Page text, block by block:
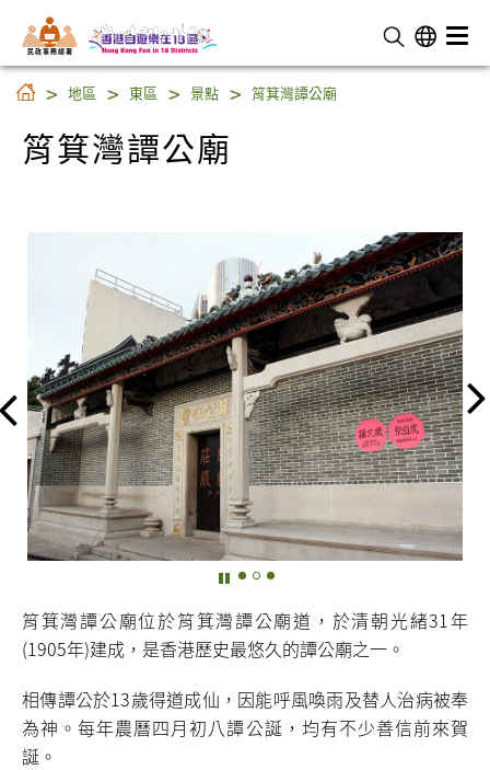
民 政 事 務 總 署
筲箕灣譚公廟
地區 東區 景點 筲箕灣譚公廟
筲箕灣譚公廟
筲箕灣譚公廟位於筲箕灣譚公廟道，於清朝光緒31年
(1905年)建成，是香港歷史最悠久的譚公廟之一。
相傳譚公於13歲得道成仙，因能呼風喚雨及替人治病被奉
為神。每年農曆四月初八譚公誕，均有不少善信前來賀
誕。